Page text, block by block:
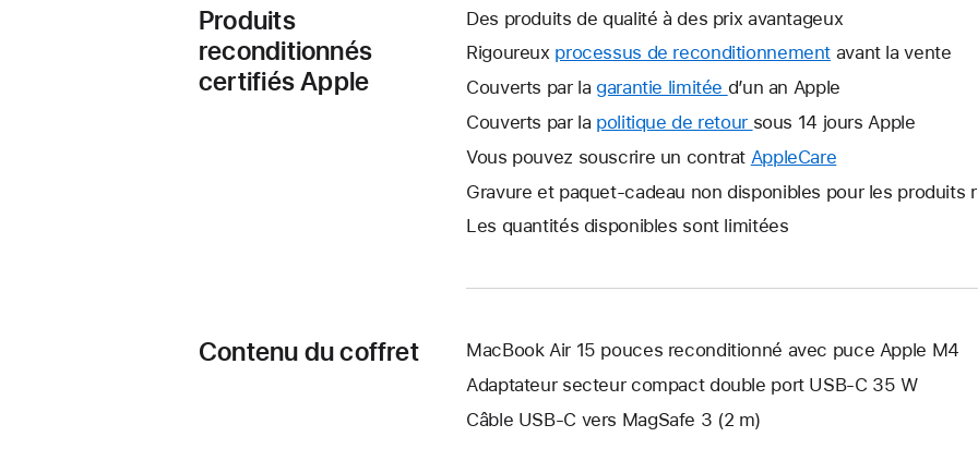
Produits
reconditionnés
certifiés Apple
Des produits de qualité à des prix avantageux
Rigoureux processus de reconditionnement avant la vente
Couverts par la garantie limitée Une
nouvelle
s’ouvre.
d’un an Apple
Couverts par la politique de retour Une
nouvelle
s’ouvre.
sous 14 jours Apple
Vous pouvez souscrire un contrat AppleCare
nouvelle
Gravure et paquet-cadeau non disponibles pour les produits
Les quantités disponibles sont limitées
Contenu du coffret
MacBook Air 15 pouces reconditionné avec puce Apple M4
Adaptateur secteur compact double port USB-C 35 W
Câble USB-C vers MagSafe 3 (2 m)